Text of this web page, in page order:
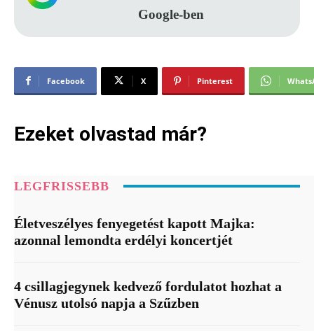
Google-ben
Facebook X Pinterest
Ezeket olvastad már?
LEGFRISSEBB
Életveszélyes fenyegetést kapott Majka:
azonnal lemondta erdélyi koncertjét
4 csillagjegynek kedvező fordulatot hozhat a
Vénusz utolsó napja a Szűzben